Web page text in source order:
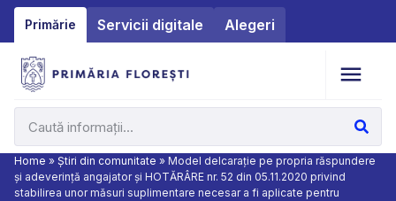
Primărie Servicii digitale Alegeri
Home » Știri din comunitate » Model delcarație pe propria răspundere
și adeverință angajator și HOTĂRÂRE nr. 52 din 05.11.2020 privind
stabilirea unor măsuri suplimentare necesar a fi aplicate pentru